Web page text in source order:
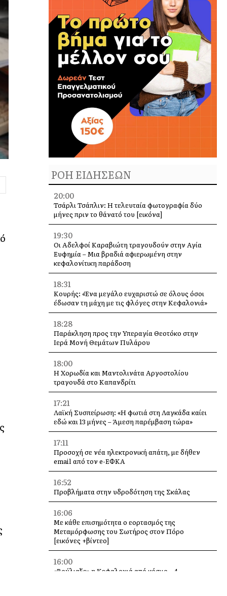
ΡΟΗ ΕΙΔΗΣΕΩΝ
20:00
Τσάρλι Τσάπλιν: Η τελευταία φωτογραφία δύο
μήνες πριν το θάνατό του [εικόνα]
19:30
Οι Αδελφοί Καραβιώτη τραγουδούν στην Αγία
Ευφημία – Μια βραδιά αφιερωμένη στην
κεφαλονίτικη παράδοση
18:31
Κουρής: «Ένα μεγάλο ευχαριστώ σε όλους όσοι
έδωσαν τη μάχη με τις φλόγες στην Κεφαλονιά»
18:28
Παράκληση προς την Υπεραγία Θεοτόκο στην
Ιερά Μονή Θεμάτων Πυλάρου
18:00
Η Χορωδία και Μαντολινάτα Αργοστολίου
τραγουδά στο Καπανδρίτι
17:21
Λαϊκή Συσπείρωση: «Η φωτιά στη Λαγκάδα καίει
εδώ και 13 μήνες – Άμεση παρέμβαση τώρα»
17:11
Προσοχή σε νέα ηλεκτρονική απάτη, με δήθεν
email από τον e-ΕΦΚΑ
16:52
Προβλήματα στην υδροδότηση της Σκάλας
16:06
Με κάθε επισημότητα ο εορτασμός της
Μεταμόρφωσης του Σωτήρος στον Πόρο
[εικόνες +βίντεο]
16:00
«Βούλιαξε» η Κεφαλονιά από κόσμο – 4